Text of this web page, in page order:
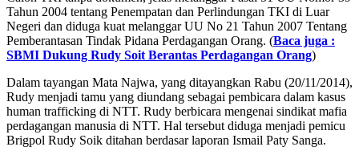
Tahun 2004 tentang Penempatan dan Perlindungan TKI di Luar
Negeri dan diduga kuat melanggar UU No 21 Tahun 2007 Tentang
Pemberantasan Tindak Pidana Perdagangan Orang. (Baca juga :
SBMI Dukung Rudy Soit Berantas Perdagangan Orang)
Dalam tayangan Mata Najwa, yang ditayangkan Rabu (20/11/2014),
Rudy menjadi tamu yang diundang sebagai pembicara dalam kasus
human trafficking di NTT. Rudy berbicara mengenai sindikat mafia
perdagangan manusia di NTT. Hal tersebut diduga menjadi pemicu
Brigpol Rudy Soik ditahan berdasar laporan Ismail Paty Sanga.